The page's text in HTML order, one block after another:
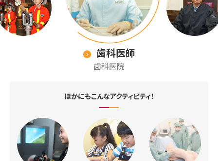
歯科医師
歯科医院
ほかにもこんなアクティビティ！